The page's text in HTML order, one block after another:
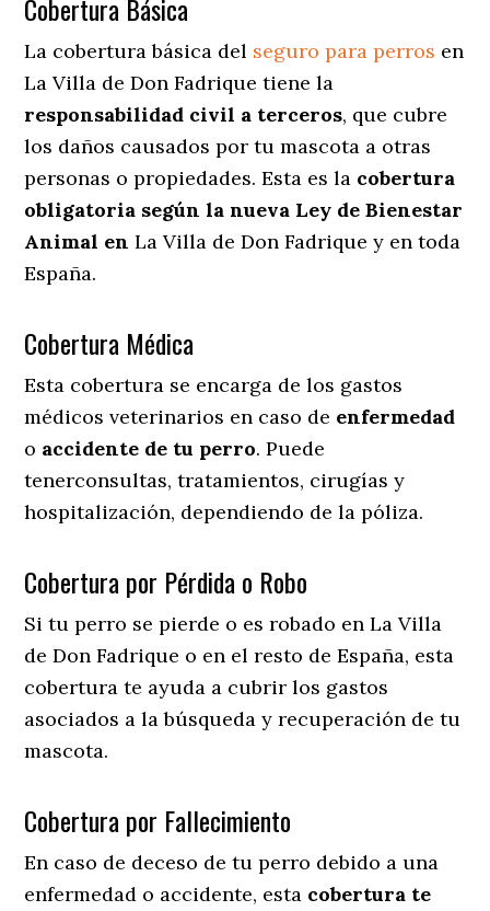
Cobertura Básica
La cobertura básica del seguro para perros en
La Villa de Don Fadrique tiene la
responsabilidad civil a terceros, que cubre
los daños causados por tu mascota a otras
personas o propiedades. Esta es la cobertura
obligatoria según la nueva Ley de Bienestar
Animal enLa Villa de Don Fadrique y en toda
España.
Cobertura Médica
Esta cobertura se encarga de los gastos
médicos veterinarios en caso de enfermedad
o accidente de tu perro. Puede
tenerconsultas, tratamientos, cirugías y
hospitalización, dependiendo de la póliza.
Cobertura por Pérdida o Robo
Si tu perro se pierde o es robado en La Villa
de Don Fadrique o en el resto de España, esta
cobertura te ayuda a cubrir los gastos
asociados a la búsqueda y recuperación de tu
mascota.
Cobertura por Fallecimiento
En caso de deceso de tu perro debido a una
enfermedad o accidente, esta cobertura te